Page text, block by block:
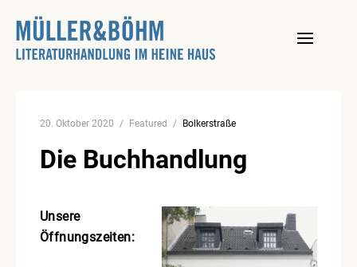
content
20. Oktober 2020 Featured Bolkerstraße
Die Buchhandlung
Unsere
Öffnungszeiten: